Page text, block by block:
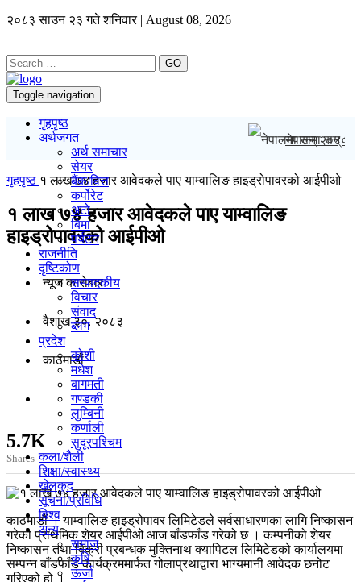
२०८३ साउन २३ गते शनिवार | August 08, 2026
GO
Toggle navigation
गृहपृष्ठ
अर्थजगत
अर्थ समाचार
सेयर
बैंक/वित्त
कर्पोरेट
अटो
बिमा
पर्यटन
राजनीति
दृष्टिकोण
सम्पादकीय
विचार
संवाद
ब्लग
प्रदेश
कोशी
मधेश
बागमती
गण्डकी
लुम्बिनी
कर्णाली
सुदूरपश्चिम
कला/शैली
शिक्षा/स्वास्थ्य
खेलकुद
सूचना/प्रविधि
विश्व
अन्य
समाज
कृषि
ऊर्जा
नेपालमा सन्
गृहपृष्ठ १ लाख ७४ हजार आवेदकले पाए याम्वालिङ हाइड्रोपावरको आईपीओ
१ लाख ७४ हजार आवेदकले पाए याम्वालिङ
हाइड्रोपावरको आईपीओ
न्यूज काराेबार
वैशाख ३०, २०८३
काठमाडाैं
5.7K
Shares
काठमाडौं । याम्वालिङ हाइड्रोपावर लिमिटेडले सर्वसाधारणका लागि निष्कासन
गरेको प्राथमिक शेयर आईपीओ आज बाँडफाँड गरेको छ । कम्पनीको शेयर
निष्कासन तथा बिक्री प्रबन्धक मुक्तिनाथ क्यापिटल लिमिटेडको कार्यालयमा
सम्पन्न बाँडफाँड कार्यक्रममार्फत गोलाप्रथाद्वारा भाग्यमानी आवेदक छनोट
गरिएको हो ।